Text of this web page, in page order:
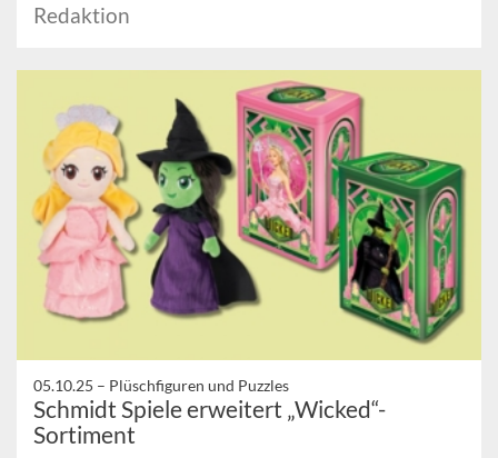
Redaktion
05.10.25 – Plüschfiguren und Puzzles
Schmidt Spiele erweitert „Wicked“-
Sortiment